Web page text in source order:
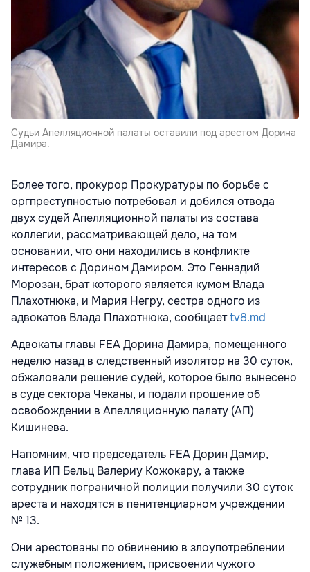
Судьи Апелляционной палаты оставили под арестом Дорина
Дамира.
Более того, прокурор Прокуратуры по борьбе с
оргпреступностью потребовал и добился отвода
двух судей Апелляционной палаты из состава
коллегии, рассматривающей дело, на том
основании, что они находились в конфликте
интересов с Дорином Дамиром. Это Геннадий
Морозан, брат которого является кумом Влада
Плахотнюка, и Мария Негру, сестра одного из
адвокатов Влада Плахотнюка, сообщаетtv8.md
Адвокаты главы FEA Дорина Дамира, помещенного
неделю назад в следственный изолятор на 30 суток,
обжаловали решение судей, которое было вынесено
в суде сектора Чеканы, и подали прошение об
освобождении в Апелляционную палату (АП)
Кишинева.
Напомним, что председатель FEA Дорин Дамир,
глава ИП Бельц Валериу Кожокару, а также
сотрудник пограничной полиции получили 30 суток
ареста и находятся в пенитенциарном учреждении
№ 13.
Они арестованы по обвинению в злоупотреблении
служебным положением, присвоении чужого